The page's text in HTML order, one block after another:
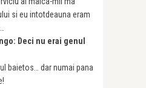
si eu intotdeauna eram
Deci nu erai genul
baietos… dar numai pana